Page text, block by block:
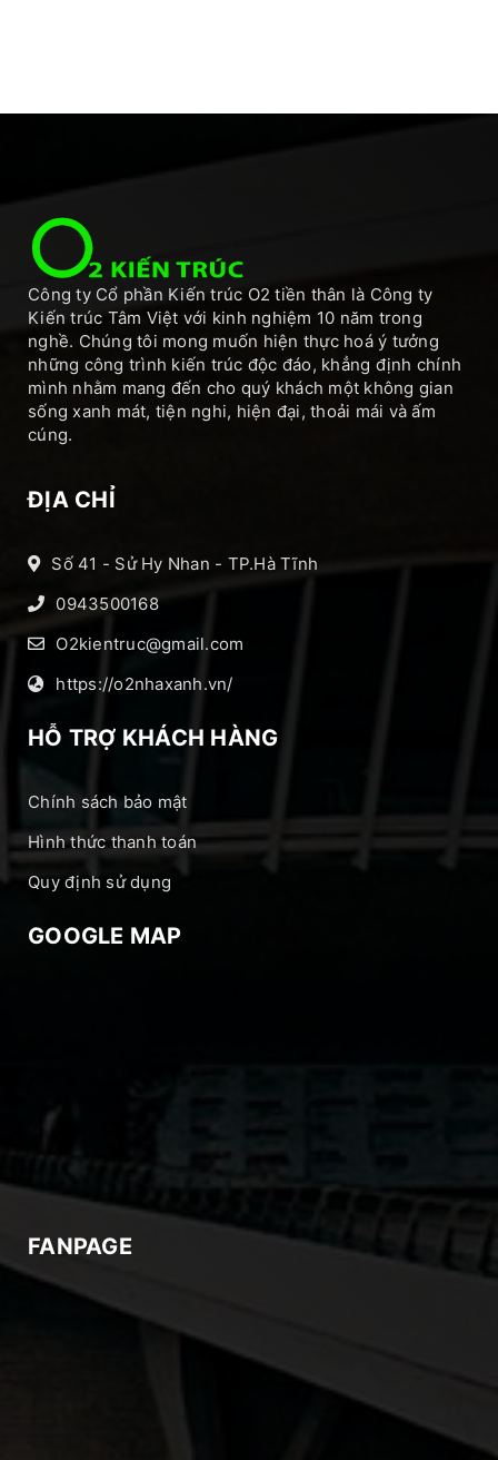
Công ty Cổ phần Kiến trúc O2 tiền thân là Công ty
Kiến trúc Tâm Việt với kinh nghiệm 10 năm trong
nghề. Chúng tôi mong muốn hiện thực hoá ý tưởng
những công trình kiến trúc độc đáo, khẳng định chính
mình nhằm mang đến cho quý khách một không gian
sống xanh mát, tiện nghi, hiện đại, thoải mái và ấm
cúng.
ĐỊA CHỈ
Số 41 - Sử Hy Nhan - TP.Hà Tĩnh
0943500168
O2kientruc@gmail.com
https://o2nhaxanh.vn/
HỖ TRỢ KHÁCH HÀNG
Chính sách bảo mật
Hình thức thanh toán
Quy định sử dụng
GOOGLE MAP
FANPAGE